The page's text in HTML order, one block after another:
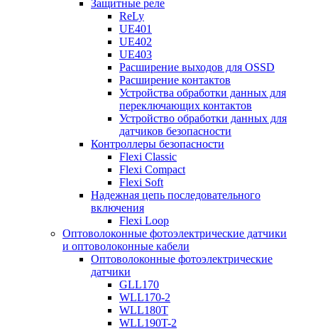
Защитные реле
ReLy
UE401
UE402
UE403
Расширение выходов для OSSD
Расширение контактов
Устройства обработки данных для
переключающих контактов
Устройство обработки данных для
датчиков безопасности
Контроллеры безопасности
Flexi Classic
Flexi Compact
Flexi Soft
Надежная цепь последовательного
включения
Flexi Loop
Оптоволоконные фотоэлектрические датчики
и оптоволоконные кабели
Оптоволоконные фотоэлектрические
датчики
GLL170
WLL170-2
WLL180T
WLL190T-2